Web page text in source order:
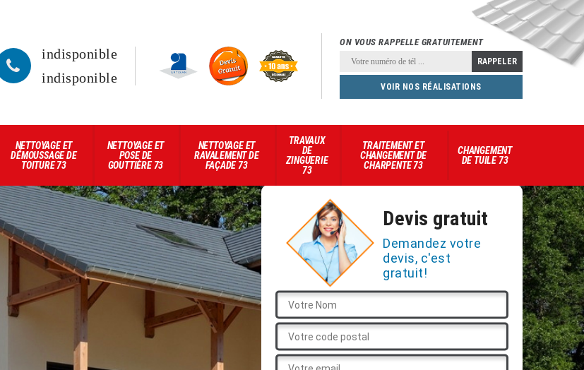
indisponible
indisponible
ON VOUS RAPPELLE GRATUITEMENT
VOIR NOS RÉALISATIONS
NETTOYAGE ET
DÉMOUSSAGE DE
TOITURE 73
NETTOYAGE ET
POSE DE
GOUTTIÈRE 73
NETTOYAGE ET
RAVALEMENT DE
FAÇADE 73
TRAVAUX
DE
ZINGUERIE
73
TRAITEMENT ET
CHANGEMENT DE
CHARPENTE 73
CHANGEMENT
DE TUILE 73
Devis gratuit
Demandez votre
devis, c'est
gratuit!